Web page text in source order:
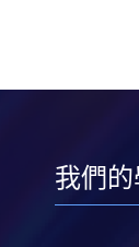
我們